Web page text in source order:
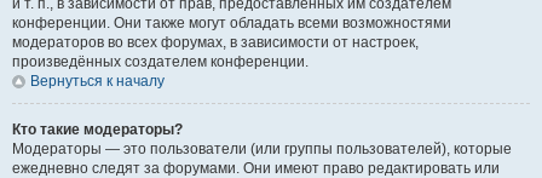
и т. п., в зависимости от прав, предоставленных им создателем
конференции. Они также могут обладать всеми возможностями
модераторов во всех форумах, в зависимости от настроек,
произведённых создателем конференции.
Вернуться к началу
Кто такие модераторы?
Модераторы — это пользователи (или группы пользователей), которые
ежедневно следят за форумами. Они имеют право редактировать или